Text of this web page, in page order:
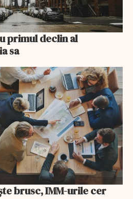
primul declin al
sa
brusc, IMM-urile cer